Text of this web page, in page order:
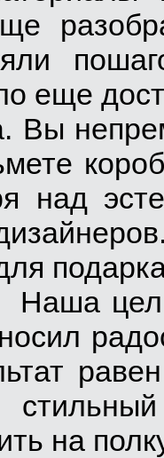
еще
Вы
над
Наша
на